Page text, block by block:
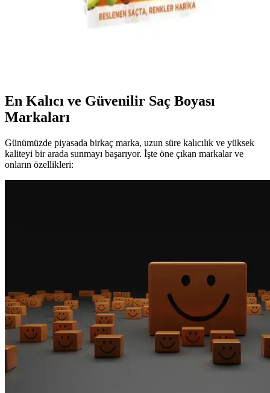
Kumral Saç Boyası ve Doğal Tonlar: Şık ve Doğal
Görünüm İçin Bakım İpuçları
En Kalıcı ve Güvenilir Saç Boyası
Markaları
Günümüzde piyasada birkaç marka, uzun süre kalıcılık ve yüksek
kaliteyi bir arada sunmayı başarıyor. İşte öne çıkan markalar ve
onların özellikleri: